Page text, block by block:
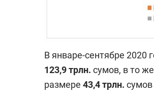
В январе-сентябре 2020
123,9 трлн. сумов, в то
размере 43,4 трлн. сумов